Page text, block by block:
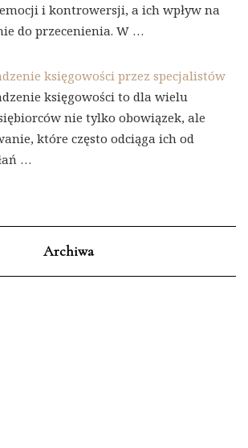
i kontrowersji, a ich wpływ na
do przecenienia. W …
księgowości przez specjalistów
księgowości to dla wielu
nie tylko obowiązek, ale
które często odciąga ich od
…
Archiwa